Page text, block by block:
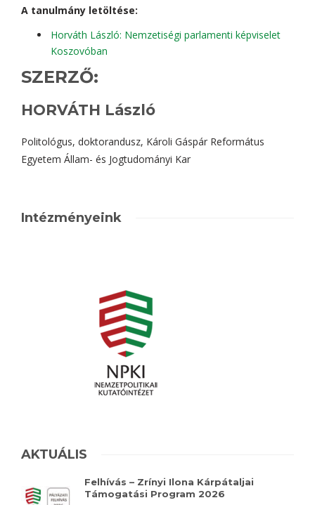
A tanulmány letöltése:
Horváth László: Nemzetiségi parlamenti képviselet
Koszovóban
SZERZŐ:
HORVÁTH László
Politológus, doktorandusz, Károli Gáspár Református
Egyetem Állam- és Jogtudományi Kar
Intézményeink
AKTUÁLIS
Felhívás – Zrínyi Ilona Kárpátaljai
Támogatási Program 2026